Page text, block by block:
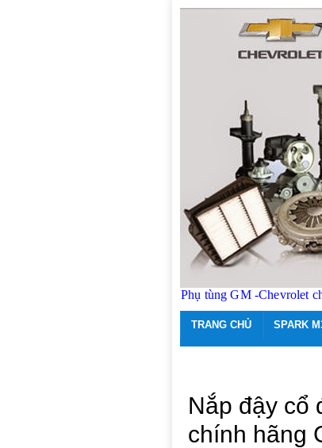
Phụ tùng GM -Chevrolet
TRANG CHỦ SPARK
Nắp đậy cổ
chính hãng